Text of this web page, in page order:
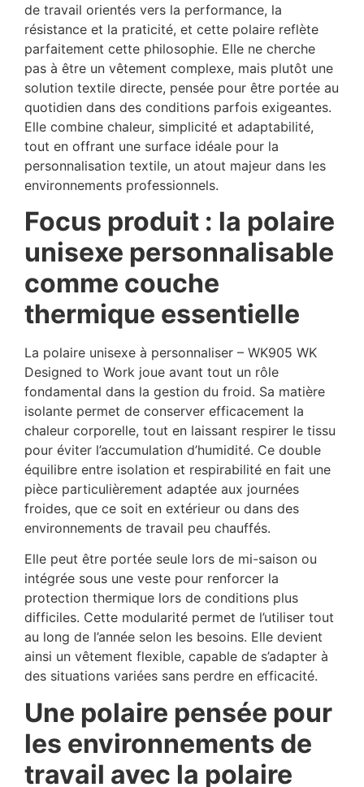
de travail orientés vers la performance, la
résistance et la praticité, et cette polaire reflète
parfaitement cette philosophie. Elle ne cherche
pas à être un vêtement complexe, mais plutôt une
solution textile directe, pensée pour être portée au
quotidien dans des conditions parfois exigeantes.
Elle combine chaleur, simplicité et adaptabilité,
tout en offrant une surface idéale pour la
personnalisation textile, un atout majeur dans les
environnements professionnels.
Focus produit : la polaire
unisexe personnalisable
comme couche
thermique essentielle
La polaire unisexe à personnaliser – WK905 WK
Designed to Work joue avant tout un rôle
fondamental dans la gestion du froid. Sa matière
isolante permet de conserver efficacement la
chaleur corporelle, tout en laissant respirer le tissu
pour éviter l’accumulation d’humidité. Ce double
équilibre entre isolation et respirabilité en fait une
pièce particulièrement adaptée aux journées
froides, que ce soit en extérieur ou dans des
environnements de travail peu chauffés.
Elle peut être portée seule lors de mi-saison ou
intégrée sous une veste pour renforcer la
protection thermique lors de conditions plus
difficiles. Cette modularité permet de l’utiliser tout
au long de l’année selon les besoins. Elle devient
ainsi un vêtement flexible, capable de s’adapter à
des situations variées sans perdre en efficacité.
Une polaire pensée pour
les environnements de
travail avec la polaire